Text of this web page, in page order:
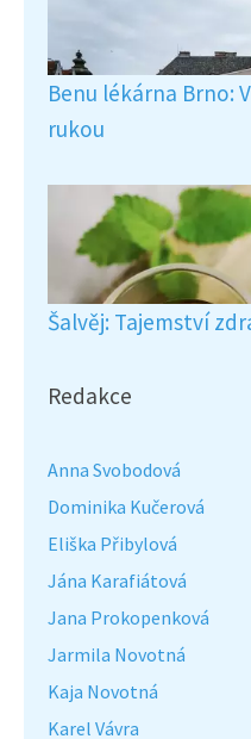
Benu lékárna Brno:
rukou
Šalvěj: Tajemství
Redakce
Anna Svobodová
Dominika Kučerová
Eliška Přibylová
Jána Karafiátová
Jana Prokopenková
Jarmila Novotná
Kaja Novotná
Karel Vávra